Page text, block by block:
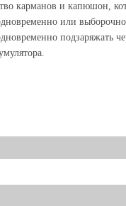
карманов и капюшон,
или
подзаряжать